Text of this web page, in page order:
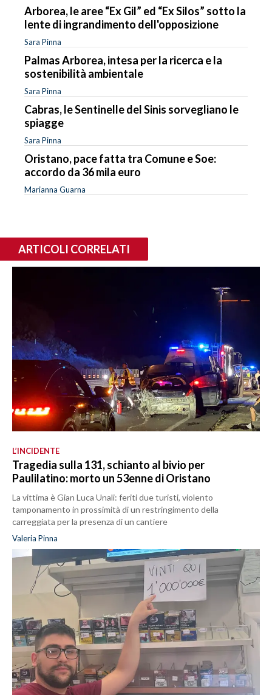
Arborea, le aree “Ex Gil” ed “Ex Silos” sotto la
lente di ingrandimento dell'opposizione
Sara Pinna
Palmas Arborea, intesa per la ricerca e la
sostenibilità ambientale
Sara Pinna
Cabras, le Sentinelle del Sinis sorvegliano le
spiagge
Sara Pinna
Oristano, pace fatta tra Comune e Soe:
accordo da 36 mila euro
Marianna Guarna
ARTICOLI CORRELATI
L’INCIDENTE
Tragedia sulla 131, schianto al bivio per
Paulilatino: morto un 53enne di Oristano
La vittima è Gian Luca Unali: feriti due turisti, violento
tamponamento in prossimità di un restringimento della
carreggiata per la presenza di un cantiere
Valeria Pinna